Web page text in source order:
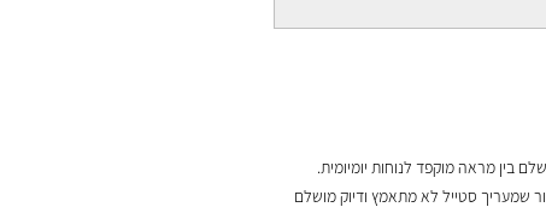
בין מראה מוקפד לנוחות יומיומית.
שמעריך סטייל לא מתאמץ ודיוק מושלם